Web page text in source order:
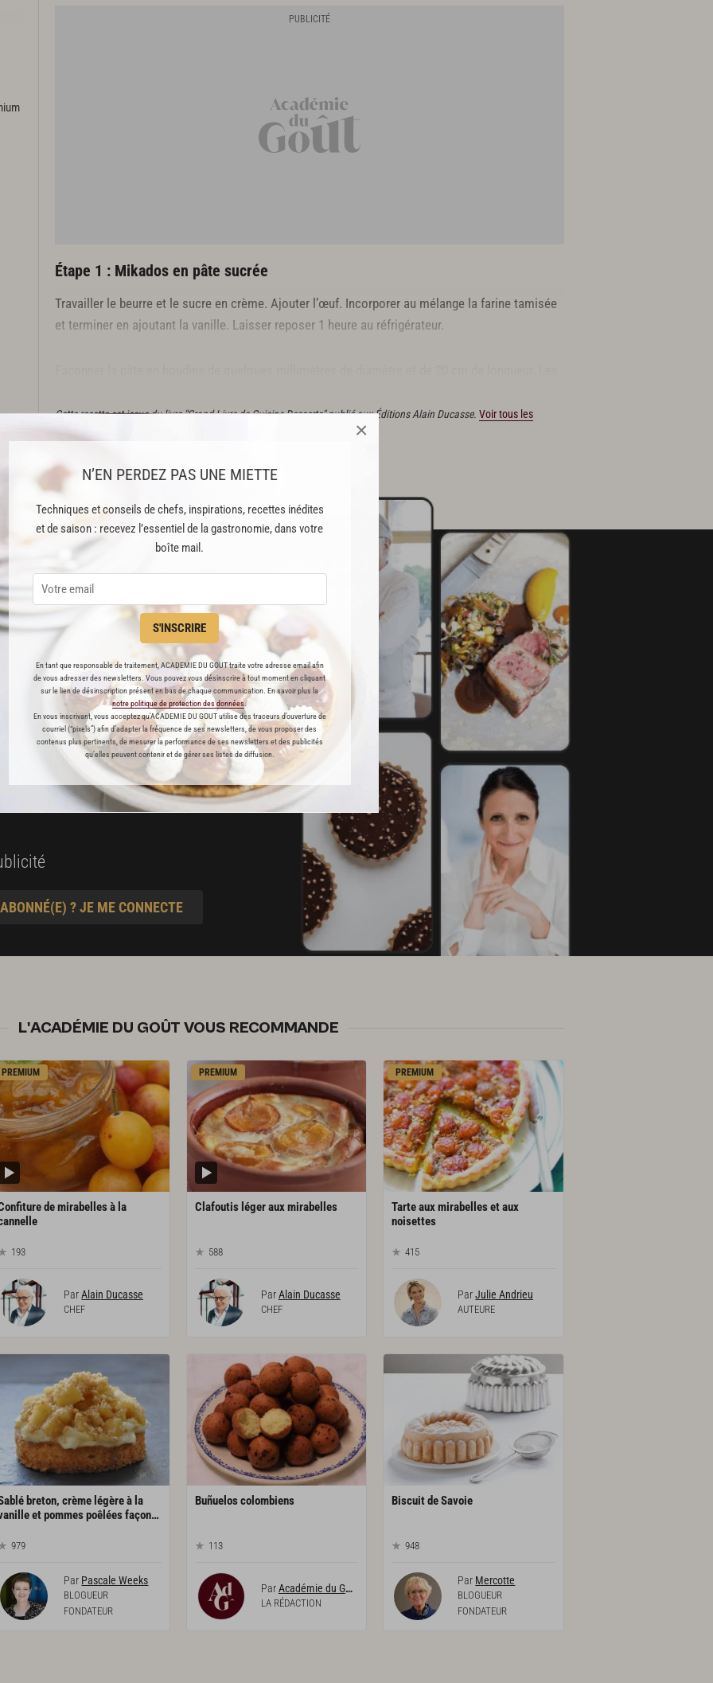
N’EN PERDEZ PAS UNE MIETTE
Techniques et conseils de chefs, inspirations, recettes inédites
et de saison : recevez l’essentiel de la gastronomie, dans votre
boîte mail.
S'INSCRIRE
En tant que responsable de traitement, ACADEMIE DU GOUT traite votre adresse email afin
de vous adresser des newsletters. Vous pouvez vous désinscrire à tout moment en cliquant
sur le lien de désinscription présent en bas de chaque communication. En savoir plus la
notre politique de protection des données.
En vous inscrivant, vous acceptez qu'ACADEMIE DU GOUT utilise des traceurs d’ouverture de
courriel (“pixels”) afin d’adapter la fréquence de ses newsletters, de vous proposer des
contenus plus pertinents, de mesurer la performance de ses newsletters et des publicités
qu’elles peuvent contenir et de gérer ses listes de diffusion.
×
Étape 1 : Mikados en pâte sucrée
Travailler le beurre et le sucre en crème. Ajouter l’œuf. Incorporer au mélange la farine tamisée
et terminer en ajoutant la vanille. Laisser reposer 1 heure au réfrigérateur.
Cette recette est issue du livre "Grand Livre de Cuisine Desserts" publié aux Éditions Alain Ducasse. Voir tous les
crédits
Cette recette est réservée aux abonnés Premium
PREMIUM
ACCESSIBLE !
pâtisserie
? JE ME CONNECTE
L'ACADÉMIE DU GOÛT VOUS RECOMMANDE
PREMIUM
de mirabelles à la
193
ParAlain Ducasse
CHEF
PREMIUM
Clafoutis légerauxmirabelles
588
ParAlain Ducasse
CHEF
PREMIUM
Tarte aux mirabelles et aux
noisettes
415
ParJulie Andrieu
AUTEURE
breton, crème légère à la
vanille et pommes poêlées façon tartelette
979
Par Pascale Weeks
BLOGUEUR
FONDATEUR
Buñueloscolombiens
113
ParAcadémie du Goût
LA RÉDACTION
BiscuitdeSavoie
948
Par Mercotte
BLOGUEUR
FONDATEUR